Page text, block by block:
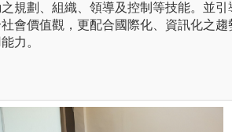
規劃、組織、領導及控制等技能。並引
會價值觀，更配合國際化、資訊化之趨
力。